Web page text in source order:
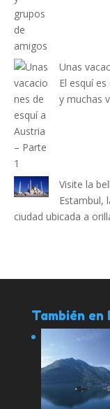
Unas
El esquí
y muchas
Visite la
Estambul,
ciudad ubicada a
También en